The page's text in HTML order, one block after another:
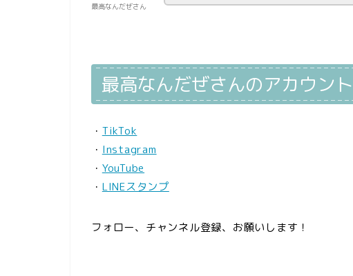
最高なんだぜさん
最高なんだぜさんのアカウント
・ TikTok
・ Instagram
・ YouTube
・ LINEスタンプ
フォロー、チャンネル登録、お願いします！